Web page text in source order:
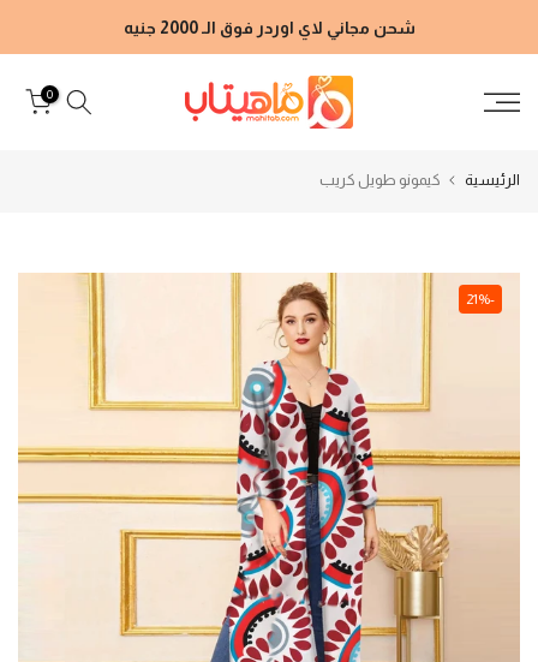
إلى
شحن مجاني لاي اوردر فوق الـ 2000 جنيه
0
الرئيسية كيمونو طويل كريب
-21%